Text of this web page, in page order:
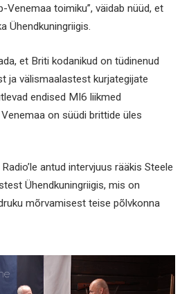
Venemaa toimiku”, väidab nüüd, et
Ühendkuningriigis.
et Briti kodanikud on tüdinenud
ja välismaalastest kurjategijate
endised MI6 liikmed
on süüdi brittide üles
antud intervjuus rääkis Steele
Ühendkuningriigis, mis on
mõrvamisest teise põlvkonna